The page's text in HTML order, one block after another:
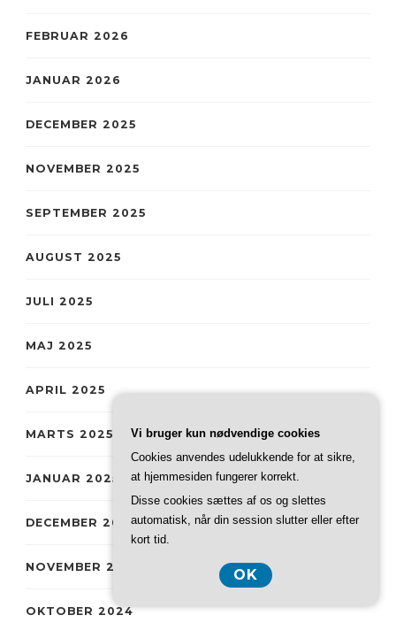
FEBRUAR 2026
JANUAR 2026
DECEMBER 2025
NOVEMBER 2025
SEPTEMBER 2025
AUGUST 2025
JULI 2025
MAJ 2025
APRIL 2025
MARTS 2025
JANUAR 2025
DECEMBER 2024
NOVEMBER 2024
OKTOBER 2024
Vi bruger kun nødvendige cookies
Cookies anvendes udelukkende for at sikre,
at hjemmesiden fungerer korrekt.
Disse cookies sættes af os og slettes
automatisk, når din session slutter eller efter
kort tid.
OK